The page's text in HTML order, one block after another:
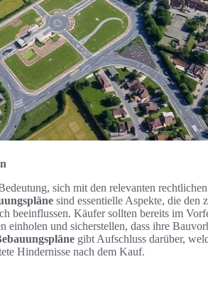
sich mit den relevanten
sind essentielle Aspekte, die den
beeinflussen. Käufer sollten bereits im
und sicherstellen, dass ihre
gibt Aufschluss darüber,
Hindernisse nach dem Kauf.